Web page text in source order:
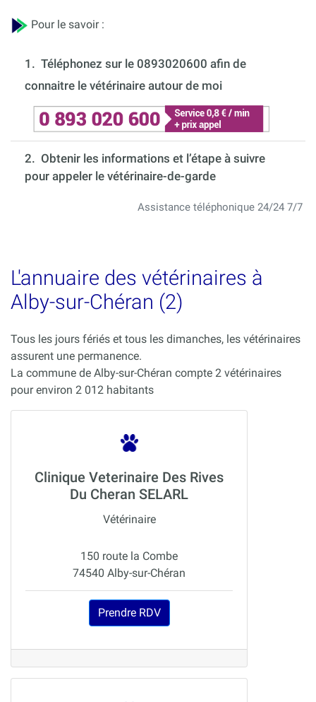
Pour le savoir :
1. Téléphonez sur le 0893020600 afin de
connaitre le vétérinaire autour de moi
2. Obtenir les informations et l’étape à suivre
pour appeler le vétérinaire-de-garde
Assistance téléphonique 24/24 7/7
L'annuaire des vétérinaires à
Alby-sur-Chéran (2)
Tous les jours fériés et tous les dimanches, les vétérinaires
assurent une permanence.
La commune de Alby-sur-Chéran compte 2 vétérinaires
pour environ 2 012 habitants
Clinique Veterinaire Des Rives
Du Cheran SELARL
Vétérinaire
150 route la Combe
74540 Alby-sur-Chéran
Prendre RDV